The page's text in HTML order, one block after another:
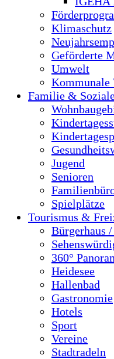
Klimaschutz
Geförderte
Umwelt
Kommunale
Familie &
Jugend
Senioren
Spielplätze
Tourismus &
Bürgerhaus
360°
Heidesee
Hallenbad
Gastronomie
Hotels
Sport
Vereine
Stadtradeln